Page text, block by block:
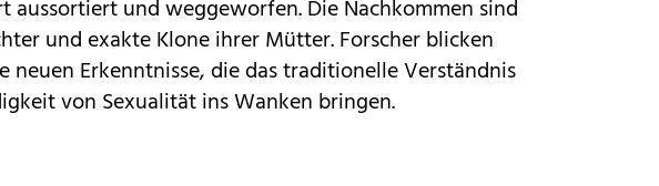
aussortiert und weggeworfen. Die Nachkommen sind
und exakte Klone ihrer Mütter. Forscher blicken
neuen Erkenntnisse, die das traditionelle Verständnis
von Sexualität ins Wanken bringen.